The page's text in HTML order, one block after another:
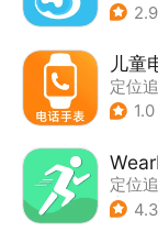
2.9
儿童
定位
1.0
定位
| 智4.3